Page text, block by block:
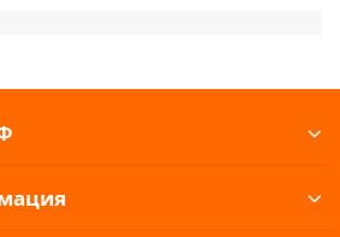
по эксплуатации,
эксплуатации
независимо от сферы
сотрудники нашего